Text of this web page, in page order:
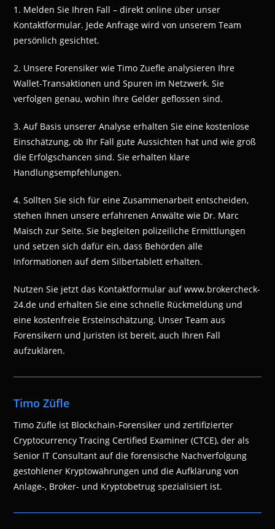
1. Melden Sie Ihren Fall – direkt online über unser
Kontaktformular. Jede Anfrage wird von unserem Team
persönlich gesichtet.
2. Unsere Forensiker wie Timo Zuefle analysieren Ihre
Wallet-Transaktionen und Spuren im Netzwerk. Sie
verfolgen genau, wohin Ihre Gelder geflossen sind.
3. Auf Basis unserer Analyse erhalten Sie eine kostenlose
Einschätzung, ob Ihr Fall gute Aussichten hat und wie groß
die Erfolgschancen sind. Sie erhalten klare
Handlungsempfehlungen.
4. Sollten Sie sich für eine Zusammenarbeit entscheiden,
stehen Ihnen unsere erfahrenen Anwälte wie Dr. Marc
Maisch zur Seite. Sie begleiten polizeiliche Ermittlungen
und setzen sich dafür ein, dass Behörden alle
Informationen auf dem Silbertablett erhalten.
Nutzen Sie jetzt das Kontaktformular auf www.brokercheck-
24.de und erhalten Sie eine schnelle Rückmeldung und
eine kostenfreie Ersteinschätzung. Unser Team aus
Forensikern und Juristen ist bereit, auch Ihren Fall
aufzuklären.
Timo Züfle
Timo Züfle ist Blockchain-Forensiker und zertifizierter
Cryptocurrency Tracing Certified Examiner (CTCE), der als
Senior IT Consultant auf die forensische Nachverfolgung
gestohlener Kryptowährungen und die Aufklärung von
Anlage-, Broker- und Kryptobetrug spezialisiert ist.